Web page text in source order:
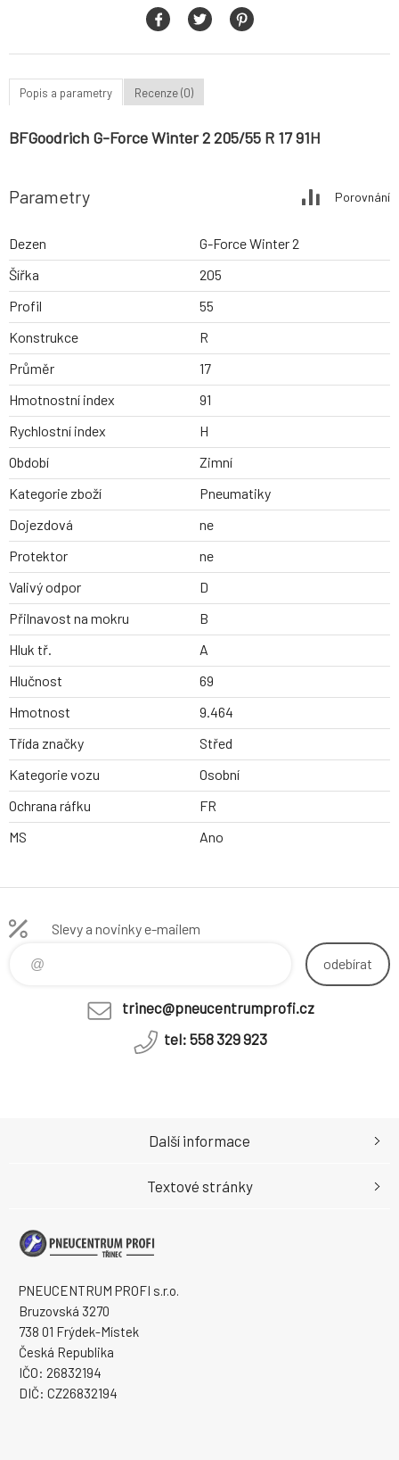
Popis a parametry Recenze (0)
BFGoodrich G-Force Winter 2 205/55 R 17 91H
Parametry Porovnání
Dezen
G-Force Winter 2
Šířka
205
Profil
55
Konstrukce
R
Průměr
17
Hmotnostní index
91
Rychlostní index
H
Období
Zimní
Kategorie zboží
Pneumatiky
Dojezdová
ne
Protektor
ne
Valivý odpor
D
Přilnavost na mokru
B
Hluk tř.
A
Hlučnost
69
Hmotnost
9.464
Třída značky
Střed
Kategorie vozu
Osobní
Ochrana ráfku
FR
MS
Ano
Slevy a novinky e-mailem
odebírat
trinec@pneucentrumprofi.cz
tel: 558 329 923
PNEUCENTRUM PROFI s.r.o.
Bruzovská 3270
738 01 Frýdek-Místek
Česká Republika
IČO: 26832194
DIČ: CZ26832194
Další informace
Textové stránky